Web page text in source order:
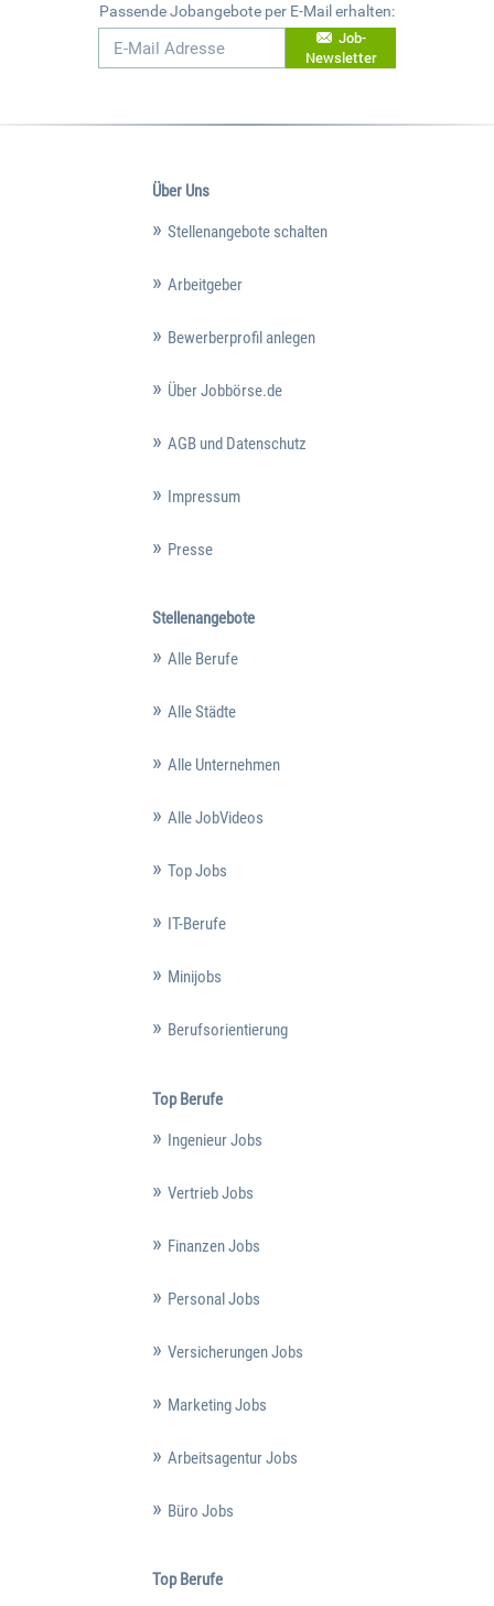
Passende Jobangebote per E-Mail erhalten:
Job-
Newsletter
Über Uns
Stellenangebote schalten
Arbeitgeber
Bewerberprofil anlegen
Über Jobbörse.de
AGB und Datenschutz
Impressum
Presse
Stellenangebote
Alle Berufe
Alle Städte
Alle Unternehmen
Alle JobVideos
Top Jobs
IT-Berufe
Minijobs
Berufsorientierung
Top Berufe
Ingenieur Jobs
Vertrieb Jobs
Finanzen Jobs
Personal Jobs
Versicherungen Jobs
Marketing Jobs
Arbeitsagentur Jobs
Büro Jobs
Top Berufe